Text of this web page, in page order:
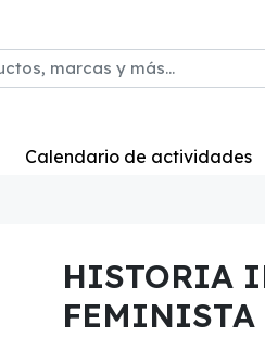
Calendario de actividades
HISTORIA
FEMINISTA